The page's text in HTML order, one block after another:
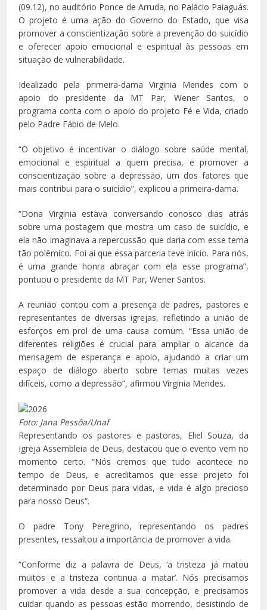
(09.12), no auditório Ponce de Arruda, no Palácio Paiaguás.
O projeto é uma ação do Governo do Estado, que visa
promover a conscientização sobre a prevenção do suicídio
e oferecer apoio emocional e espiritual às pessoas em
situação de vulnerabilidade.
Idealizado pela primeira-dama Virginia Mendes com o
apoio do presidente da MT Par, Wener Santos, o
programa conta com o apoio do projeto Fé e Vida, criado
pelo Padre Fábio de Melo.
“O objetivo é incentivar o diálogo sobre saúde mental,
emocional e espiritual a quem precisa, e promover a
conscientização sobre a depressão, um dos fatores que
mais contribui para o suicídio”, explicou a primeira-dama.
“Dona Virginia estava conversando conosco dias atrás
sobre uma postagem que mostra um caso de suicídio, e
ela não imaginava a repercussão que daria com esse tema
tão polêmico. Foi aí que essa parceria teve início. Para nós,
é uma grande honra abraçar com ela esse programa”,
pontuou o presidente da MT Par, Wener Santos.
A reunião contou com a presença de padres, pastores e
representantes de diversas igrejas, refletindo a união de
esforços em prol de uma causa comum. “Essa união de
diferentes religiões é crucial para ampliar o alcance da
mensagem de esperança e apoio, ajudando a criar um
espaço de diálogo aberto sobre temas muitas vezes
difíceis, como a depressão”, afirmou Virginia Mendes.
Foto: Jana Pessôa/Unaf
Representando os pastores e pastoras, Eliel Souza, da
Igreja Assembleia de Deus, destacou que o evento vem no
momento certo. “Nós cremos que tudo acontece no
tempo de Deus, e acreditamos que esse projeto foi
determinado por Deus para vidas, e vida é algo precioso
para nosso Deus”.
O padre Tony Peregrino, representando os padres
presentes, ressaltou a importância de promover a vida.
“Conforme diz a palavra de Deus, ‘a tristeza já matou
muitos e a tristeza continua a matar’. Nós precisamos
promover a vida desde a sua concepção, e precisamos
cuidar quando as pessoas estão morrendo, desistindo de